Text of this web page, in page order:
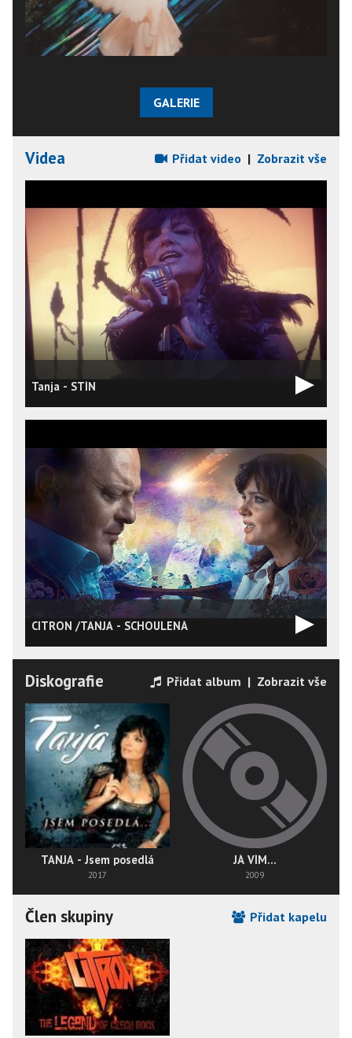
GALERIE
Videa Přidat video | Zobrazit vše
Tanja - STÍN
CITRON /TANJA - SCHOULENÁ
Diskografie Přidat album | Zobrazit vše
TANJA - Jsem posedlá
2017
JÁ VÍM...
2009
Člen skupiny Přidat kapelu